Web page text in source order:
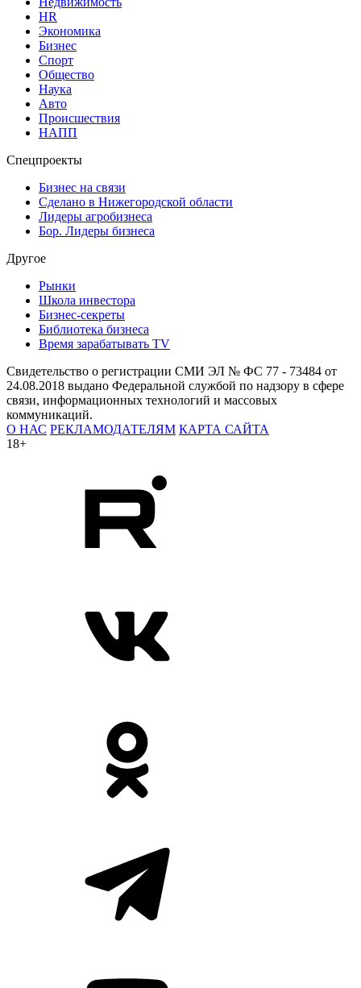
HR
Экономика
Бизнес
Спорт
Общество
Наука
Авто
Происшествия
НАПП
Спецпроекты
Бизнес на связи
Сделано в Нижегородской области
Лидеры агробизнеса
Бор. Лидеры бизнеса
Другое
Рынки
Школа инвестора
Бизнес-секреты
Библиотека бизнеса
Время зарабатывать TV
Свидетельство о регистрации СМИ ЭЛ № ФС 77 - 73484 от
24.08.2018 выдано Федеральной службой по надзору в сфере
связи, информационных технологий и массовых
коммуникаций.
О НАС РЕКЛАМОДАТЕЛЯМ КАРТА САЙТА
18+